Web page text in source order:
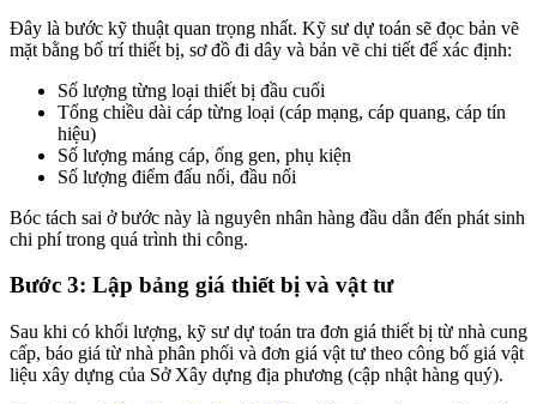
Đây là bước kỹ thuật quan trọng nhất. Kỹ sư dự toán sẽ đọc bản vẽ
mặt bằng bố trí thiết bị, sơ đồ đi dây và bản vẽ chi tiết để xác định:
Số lượng từng loại thiết bị đầu cuối
Tổng chiều dài cáp từng loại (cáp mạng, cáp quang, cáp tín
hiệu)
Số lượng máng cáp, ống gen, phụ kiện
Số lượng điểm đấu nối, đầu nối
Bóc tách sai ở bước này là nguyên nhân hàng đầu dẫn đến phát sinh
chi phí trong quá trình thi công.
Bước 3: Lập bảng giá thiết bị và vật tư
Sau khi có khối lượng, kỹ sư dự toán tra đơn giá thiết bị từ nhà cung
cấp, báo giá từ nhà phân phối và đơn giá vật tư theo công bố giá vật
liệu xây dựng của Sở Xây dựng địa phương (cập nhật hàng quý).